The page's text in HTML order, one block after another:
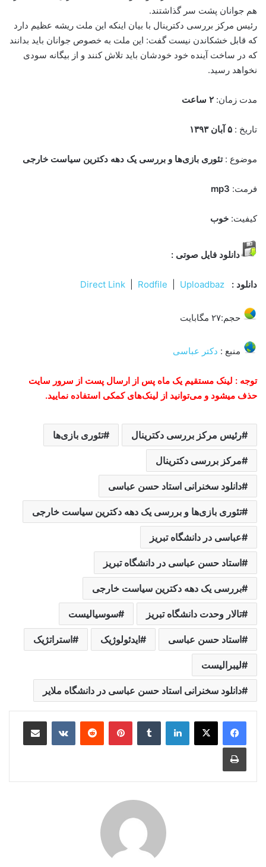
هم جوانان پشت سر گذاشتند.
رئیس مرکز بررسی دکترینال با بیان اینکه این ملت ریشه عظیم دارد
که قابل خشکاندن نیست گفت: این ملت به خصوص جوانان باید بدانند
که در ساخت آینده خود خودشان باید تلاش کنند و از بیگانه سودی
نخواهد رسید.
مدت زمان: ۲ ساعت
تاریخ : ۵ آبان ۱۳۹۳
موضوع : تئوری بازی‌ها و بررسی یک دهه دکترین سیاست خارجی
فرمت: mp3
کیفیت: خوب
دانلود فایل صوتی :
دانلود :
Direct Link Rodfile Uploadbaz
حجم:۲۷ مگابایت
منبع : دکتر عباسی
توجه : لینک مستقیم یک ماه پس از ارسال پست از سرور سایت
حذف میشود و می‌توانید از لینک‌های کمکی استفاده نمایید.
رئیس مرکز بررسی دکترینال تئوری بازی‌ها
مرکز بررسی دکترینال
دانلود سخنرانی استاد حسن عباسی
تئوری بازی‌ها و بررسی یک دهه دکترین سیاست خارجی
عباسی در دانشگاه تبریز
استاد حسن عباسی در دانشگاه تبریز
بررسی یک دهه دکترین سیاست خارجی
تالار وحدت دانشگاه تبریز سوسیالیست
استاد حسن عباسی ایدئولوژیک استراتژیک
لیبرالیست
دانلود سخنرانی استاد حسن عباسی در دانشگاه ملایر
لینکدین ‫تامبلر ‫پین‌ترست‫رددیت ‫VKontakteاشتراک گذاری از طریق ایمیل
چاپ